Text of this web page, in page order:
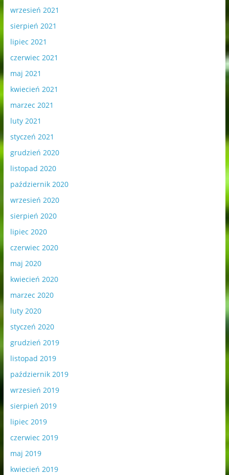
wrzesień 2021
sierpień 2021
lipiec 2021
czerwiec 2021
maj 2021
kwiecień 2021
marzec 2021
luty 2021
styczeń 2021
grudzień 2020
listopad 2020
październik 2020
wrzesień 2020
sierpień 2020
lipiec 2020
czerwiec 2020
maj 2020
kwiecień 2020
marzec 2020
luty 2020
styczeń 2020
grudzień 2019
listopad 2019
październik 2019
wrzesień 2019
sierpień 2019
lipiec 2019
czerwiec 2019
maj 2019
kwiecień 2019